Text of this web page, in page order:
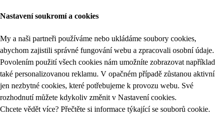
Nastavení soukromí a cookies
My a naši partneři používáme nebo ukládáme soubory cookies,
abychom zajistili správné fungování webu a zpracovali osobní údaje.
Povolením použití všech cookies nám umožníte zobrazovat například
také personalizovanou reklamu. V opačném případě zůstanou aktivní
jen nezbytné cookies, které potřebujeme k provozu webu. Své
rozhodnutí můžete kdykoliv změnit v Nastavení cookies.
Chcete vědět více? Přečtěte si informace týkající se souborů cookie.